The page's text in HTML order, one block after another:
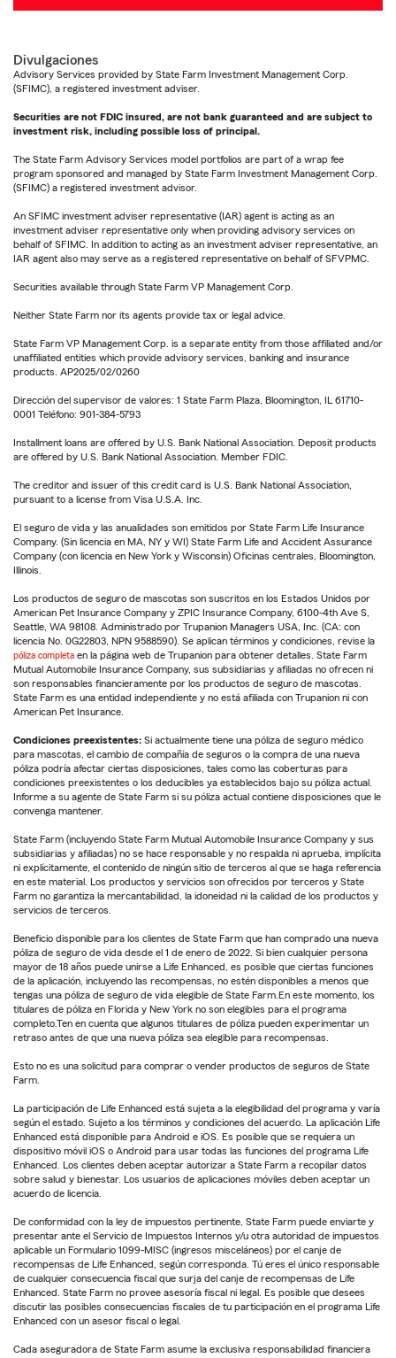
Divulgaciones
Advisory Services provided by State Farm Investment Management Corp.
(SFIMC), a registered investment adviser.
Securities are not FDIC insured, are not bank guaranteed and are subject to
investment risk, including possible loss of principal.
The State Farm Advisory Services model portfolios are part of a wrap fee
program sponsored and managed by State Farm Investment Management Corp.
(SFIMC) a registered investment advisor.
An SFIMC investment adviser representative (IAR) agent is acting as an
investment adviser representative only when providing advisory services on
behalf of SFIMC. In addition to acting as an investment adviser representative, an
IAR agent also may serve as a registered representative on behalf of SFVPMC.
Securities available through State Farm VP Management Corp.
Neither State Farm nor its agents provide tax or legal advice.
State Farm VP Management Corp. is a separate entity from those affiliated and/or
unaffiliated entities which provide advisory services, banking and insurance
products. AP2025/02/0260
Dirección del supervisor de valores: 1 State Farm Plaza, Bloomington, IL 61710-
0001 Teléfono: 901-384-5793
Installment loans are offered by U.S. Bank National Association. Deposit products
are offered by U.S. Bank National Association. Member FDIC.
The creditor and issuer of this credit card is U.S. Bank National Association,
pursuant to a license from Visa U.S.A. Inc.
El seguro de vida y las anualidades son emitidos por State Farm Life Insurance
Company. (Sin licencia en MA, NY y WI) State Farm Life and Accident Assurance
Company (con licencia en New York y Wisconsin) Oficinas centrales, Bloomington,
Illinois.
Los productos de seguro de mascotas son suscritos en los Estados Unidos por
American Pet Insurance Company y ZPIC Insurance Company, 6100-4th Ave S,
Seattle, WA 98108. Administrado por Trupanion Managers USA, Inc. (CA: con
licencia No. 0G22803, NPN 9588590). Se aplican términos y condiciones, revise la
póliza completa en la página web de Trupanion para obtener detalles. State Farm
Mutual Automobile Insurance Company, sus subsidiarias y afiliadas no ofrecen ni
son responsables financieramente por los productos de seguro de mascotas.
State Farm es una entidad independiente y no está afiliada con Trupanion ni con
American Pet Insurance.
Condiciones preexistentes: Si actualmente tiene una póliza de seguro médico
para mascotas, el cambio de compañía de seguros o la compra de una nueva
póliza podría afectar ciertas disposiciones, tales como las coberturas para
condiciones preexistentes o los deducibles ya establecidos bajo su póliza actual.
Informe a su agente de State Farm si su póliza actual contiene disposiciones que le
convenga mantener.
State Farm (incluyendo State Farm Mutual Automobile Insurance Company y sus
subsidiarias y afiliadas) no se hace responsable y no respalda ni aprueba, implícita
ni explícitamente, el contenido de ningún sitio de terceros al que se haga referencia
en este material. Los productos y servicios son ofrecidos por terceros y State
Farm no garantiza la mercantabilidad, la idoneidad ni la calidad de los productos y
servicios de terceros.
Beneficio disponible para los clientes de State Farm que han comprado una nueva
póliza de seguro de vida desde el 1 de enero de 2022. Si bien cualquier persona
mayor de 18 años puede unirse a Life Enhanced, es posible que ciertas funciones
de la aplicación, incluyendo las recompensas, no estén disponibles a menos que
tengas una póliza de seguro de vida elegible de State Farm.En este momento, los
titulares de póliza en Florida y New York no son elegibles para el programa
completo.Ten en cuenta que algunos titulares de póliza pueden experimentar un
retraso antes de que una nueva póliza sea elegible para recompensas.
Esto no es una solicitud para comprar o vender productos de seguros de State
Farm.
La participación de Life Enhanced está sujeta a la elegibilidad del programa y varía
según el estado. Sujeto a los términos y condiciones del acuerdo. La aplicación Life
Enhanced está disponible para Android e iOS. Es posible que se requiera un
dispositivo móvil iOS o Android para usar todas las funciones del programa Life
Enhanced. Los clientes deben aceptar autorizar a State Farm a recopilar datos
sobre salud y bienestar. Los usuarios de aplicaciones móviles deben aceptar un
acuerdo de licencia.
De conformidad con la ley de impuestos pertinente, State Farm puede enviarte y
presentar ante el Servicio de Impuestos Internos y/u otra autoridad de impuestos
aplicable un Formulario 1099-MISC (ingresos misceláneos) por el canje de
recompensas de Life Enhanced, según corresponda. Tú eres el único responsable
de cualquier consecuencia fiscal que surja del canje de recompensas de Life
Enhanced. State Farm no provee asesoría fiscal ni legal. Es posible que desees
discutir las posibles consecuencias fiscales de tu participación en el programa Life
Enhanced con un asesor fiscal o legal.
Cada aseguradora de State Farm asume la exclusiva responsabilidad financiera